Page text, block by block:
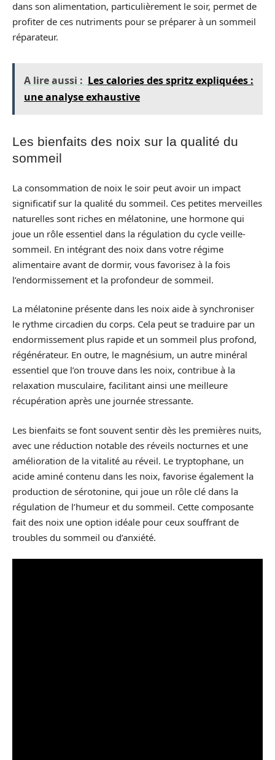
dans son alimentation, particulièrement le soir, permet de
profiter de ces nutriments pour se préparer à un sommeil
réparateur.
A lire aussi : Les calories des spritz expliquées :
une analyse exhaustive
Les bienfaits des noix sur la qualité du
sommeil
La consommation de noix le soir peut avoir un impact
significatif sur la qualité du sommeil. Ces petites merveilles
naturelles sont riches en mélatonine, une hormone qui
joue un rôle essentiel dans la régulation du cycle veille-
sommeil. En intégrant des noix dans votre régime
alimentaire avant de dormir, vous favorisez à la fois
l’endormissement et la profondeur de sommeil.
La mélatonine présente dans les noix aide à synchroniser
le rythme circadien du corps. Cela peut se traduire par un
endormissement plus rapide et un sommeil plus profond,
régénérateur. En outre, le magnésium, un autre minéral
essentiel que l’on trouve dans les noix, contribue à la
relaxation musculaire, facilitant ainsi une meilleure
récupération après une journée stressante.
Les bienfaits se font souvent sentir dès les premières nuits,
avec une réduction notable des réveils nocturnes et une
amélioration de la vitalité au réveil. Le tryptophane, un
acide aminé contenu dans les noix, favorise également la
production de sérotonine, qui joue un rôle clé dans la
régulation de l’humeur et du sommeil. Cette composante
fait des noix une option idéale pour ceux souffrant de
troubles du sommeil ou d’anxiété.